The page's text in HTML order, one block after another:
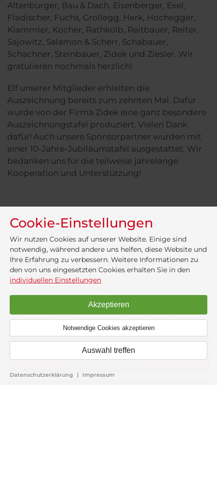
Altenburger, Bau & Dach, Eisenberger, Exel,
Fladischer, Fuchs, Grollegg, Herk, Hochegger,
Klammler, Kocher, Rathkolb, Reitbauer, Reiter,
Sajowitz, Salamon & Scherr, Schabauer,
Schachner, Steinbauer, Zidek und Ziesler. Wir
gratulieren nochmals herzlich!
Elf unserer Mitglieder erhielten die
Auszeichnung bereits zum zehnten Mal. Dafür
wurde von der Firma Zidek eine ganz besondere
Auszeichnungstafel produziert. Vielen Dank
dafür! Auch unsere Sponsorpartner wurden mit
einer 10-Jahre-Jubiläumstafel ausgestattet. Wir
bedanken uns für die teilweise jahrelange
Kooperation und Unterstützung!
DachdeckerundSpengler
in Ihrer Nähe
Deutschlandsberg
Graz (Stadt)
Graz-Umgebung
Cookie-Einstellungen
Wir nutzen Cookies auf unserer Website. Einige sind
notwendig, während andere uns helfen, diese Website und
Ihre Erfahrung zu verbessern. Weitere Informationen zu
den von uns eingesetzten Cookies erhalten Sie in den
individuellen Einstellungen
Akzeptieren
Notwendige Cookies akzeptieren
Datenschutzerklärung | Impressum
Auswahl treffen